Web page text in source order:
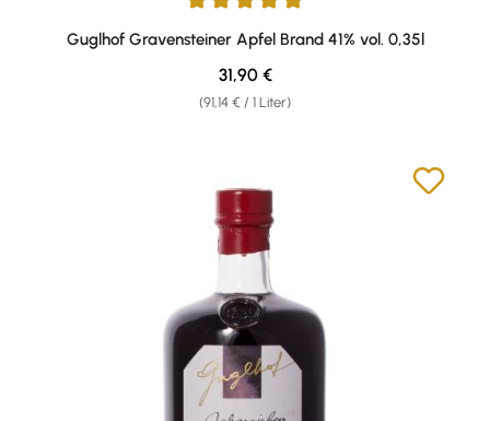
Durchschnittliche Bewertung von 5 von 5 Sternen
Guglhof Gravensteiner Apfel Brand 41% vol. 0,35l
(91,14 € / 1 Liter)
Regulärer Preis:
31,90 €